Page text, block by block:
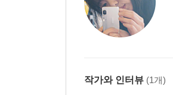
작가와 인터뷰 (1개)